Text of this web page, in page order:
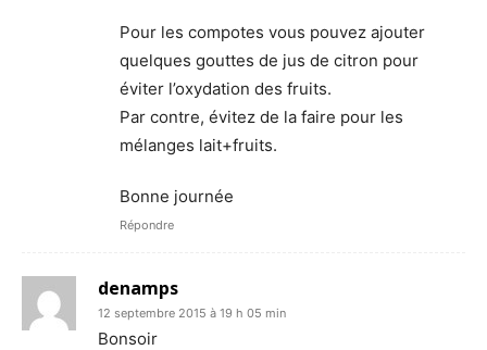
Pour les compotes vous pouvez ajouter
quelques gouttes de jus de citron pour
éviter l’oxydation des fruits.
Par contre, évitez de la faire pour les
mélanges lait+fruits.
Bonne journée
Répondre
denamps
12 septembre 2015 à 19 h 05 min
Bonsoir